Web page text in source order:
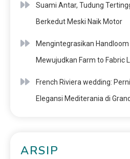
Suami Antar, Tudung
Berkedut Meski Naik Motor
Mengintegrasikan
Mewujudkan Farm to Fabric
French Riviera wedding:
Elegansi Mediterania di
ARSIP